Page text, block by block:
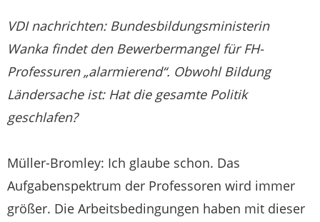
VDI nachrichten: Bundesbildungsministerin
Wanka findet den Bewerbermangel für FH-
Professuren „alarmierend“. Obwohl Bildung
Ländersache ist: Hat die gesamte Politik
geschlafen?
Müller-Bromley: Ich glaube schon. Das
Aufgabenspektrum der Professoren wird immer
größer. Die Arbeitsbedingungen haben mit dieser